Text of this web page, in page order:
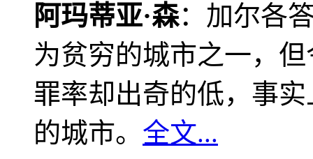
阿玛蒂亚·森：加尔各
为贫穷的城市之一，
罪率却出奇的低，事
的城市。 全文...